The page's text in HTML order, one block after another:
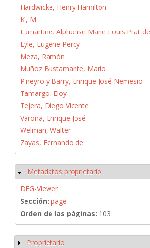
Hardwicke, Henry Hamilton
K., M.
Lamartine, Alphonse Marie Louis Prat de
Lyle, Eugene Percy
Meza, Ramón
Muñoz Bustamante, Mario
Piñeyro y Barry, Enrique José Nemesio
Tamargo, Eloy
Tejera, Diego Vicente
Varona, Enrique José
Welman, Walter
Zayas, Fernando de
Ocultar
Metadatos proprietario
DFG-Viewer
Sección: page
Orden de las páginas: 103
Mostrar
Proprietario